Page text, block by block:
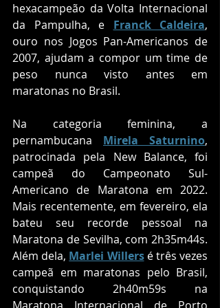
hexacampeão da Volta Internacional
da Pampulha, e Franck Caldeira,
ouro nos Jogos Pan-Americanos de
2007, ajudam a compor um time de
peso nunca visto antes em
maratonas no Brasil.
Na categoria feminina, a
pernambucana Mirela Saturnino,
patrocinada pela New Balance, foi
campeã do Campeonato Sul-
Americano de Maratona em 2022.
Mais recentemente, em fevereiro, ela
bateu seu recorde pessoal na
Maratona de Sevilha, com 2h35m44s.
Além dela, Marlei Willers é três vezes
campeã em maratonas pelo Brasil,
conquistando 2h40m59s na